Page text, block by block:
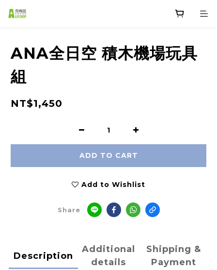
ANA全日空 積木機場玩具
組
NT$1,450
ADD TO CART
Add to Wishlist
Share
Description
Additional
details
Shipping &
Payment